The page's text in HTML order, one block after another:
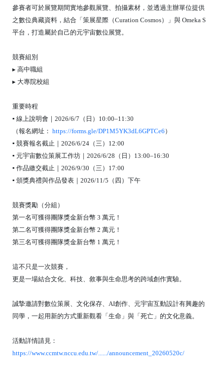
參賽者可於展覽期間實地參觀展覽、拍攝素材，並透過主辦單位提供
之數位典藏資料，結合「策展星際（Curation Cosmos）」與 Omeka S
平台，打造屬於自己的元宇宙數位展覽。
競賽組別
▸ 高中職組
▸ 大專院校組
重要時程
▪ 線上說明會｜2026/6/7（日）10:00–11:30
（報名網址： https://forms.gle/DP1M5YK3dL6GPTCe6 ）
▪ 競賽報名截止｜2026/6/24（三）12:00
▪ 元宇宙數位策展工作坊｜2026/6/28（日）13:00–16:30
▪ 作品繳交截止｜2026/9/30（三）17:00
▪ 頒獎典禮與作品發表｜2026/11/5（四）下午
競賽獎勵（分組）
第一名可獲得團隊獎金新台幣 3 萬元！
第二名可獲得團隊獎金新台幣 2 萬元！
第三名可獲得團隊獎金新台幣 1 萬元！
這不只是一次競賽，
更是一場結合文化、科技、敘事與生命思考的跨域創作實驗。
誠摯邀請對數位策展、文化保存、AI創作、元宇宙互動設計有興趣的
同學，一起用新的方式重新觀看「生命」與「死亡」的文化意義。
活動詳情請見：
https://www.ccmtw.nccu.edu.tw/....../announcement_20260520c/